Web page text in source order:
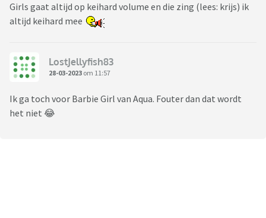
Girls gaat altijd op keihard volume en die zing (lees: krijs) ik
altijd keihard mee
LostJellyfish83
28-03-2023 om 11:57
Ik ga toch voor Barbie Girl van Aqua. Fouter dan dat wordt
het niet 😂